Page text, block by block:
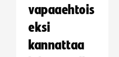
vapaaehtois
eksi
kannattaa